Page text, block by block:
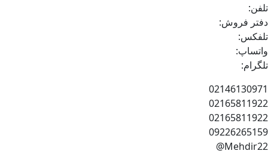
تلفن:
دفتر فروش:
تلفکس:
واتساپ:
تلگرام:
02146130971
02165811922
02165811922
09226265159
Mehdir22@